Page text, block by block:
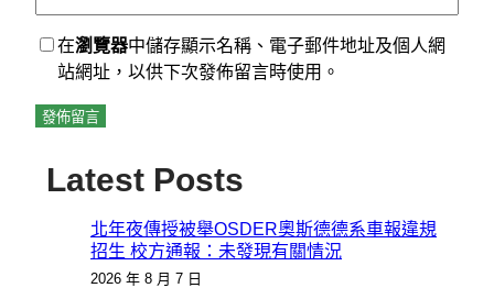
在瀏覽器中儲存顯示名稱、電子郵件地址及個人網
站網址，以供下次發佈留言時使用。
Latest Posts
北年夜傳授被舉OSDER奧斯德德系車報違規
招生 校方通報：未發現有關情況
2026 年 8 月 7 日